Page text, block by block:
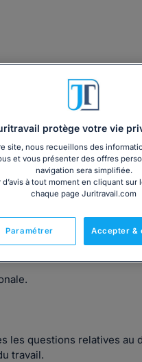
les questions relatives au
travail.
protège votre vie
site, nous recueillons des
et vous présenter des offres
navigation sera simplifiée.
à tout moment en cliquant
chaque page Juritravail.com
Accepter &
Paramétrer